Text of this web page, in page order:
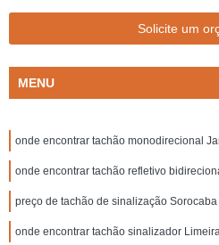
Solicite um
MENU
onde encontrar tachão monodirecional
onde encontrar tachão refletivo
preço de tachão de sinalização Sorocaba
onde encontrar tachão sinalizador